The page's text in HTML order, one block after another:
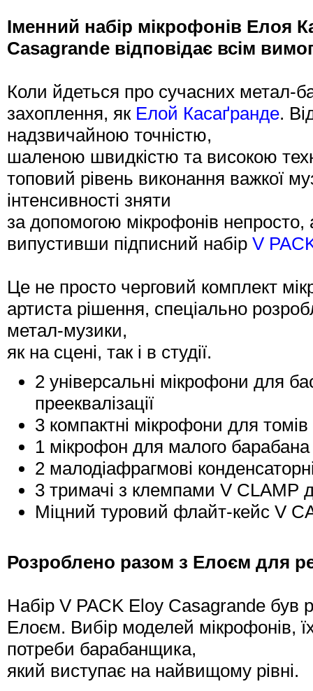
Іменний набір мікрофонів Елоя
Casagrande відповідає всім
Коли йдеться про сучасних метал-
захоплення, як Елой Касаґранде.
надзвичайною точністю,
шаленою швидкістю та високою
топовий рівень виконання важкої
інтенсивності зняти
за допомогою мікрофонів
випустивши підписний набір V
Це не просто черговий комплект
артиста рішення, спеціально
метал-музики,
як на сцені, так і в студії.
2 універсальні мікрофони для
прееквалізації
3 компактні мікрофони для
1 мікрофон для малого
2 малодіафрагмові
3 тримачі з клемпами V CLAMP
Міцний туровий флайт-кейс V
Розроблено разом з Елоєм для
Набір V PACK Eloy Casagrande був
Елоєм. Вибір моделей мікрофонів,
потреби барабанщика,
який виступає на найвищому рівні.